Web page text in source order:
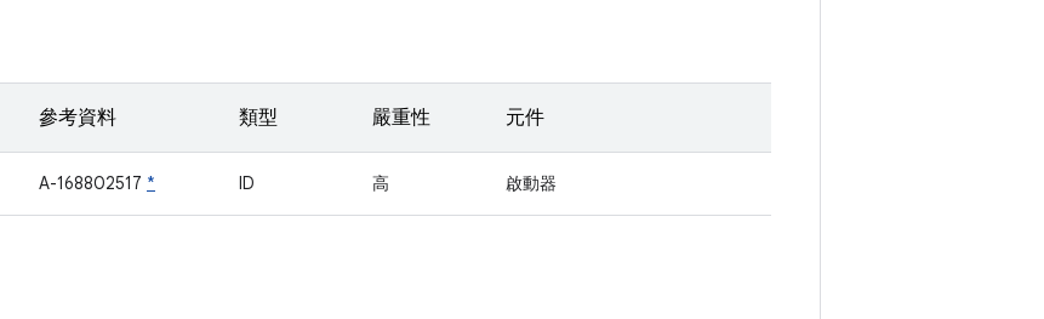
參考資料 類型 嚴重性 元件
A-168802517 * ID 高 啟動器